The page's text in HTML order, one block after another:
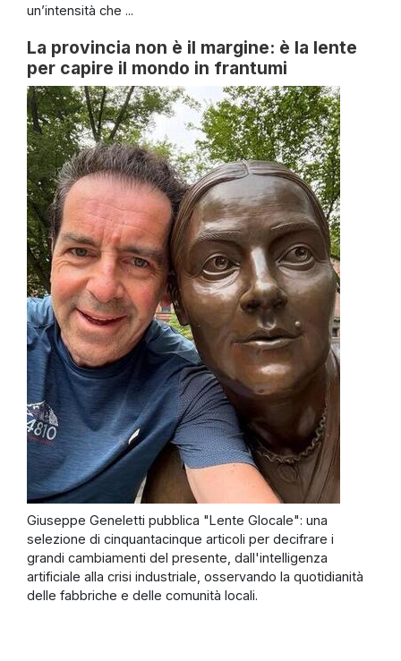
un’intensità che ...
La provincia non è il margine: è la lente
per capire il mondo in frantumi
Giuseppe Geneletti pubblica "Lente Glocale": una
selezione di cinquantacinque articoli per decifrare i
grandi cambiamenti del presente, dall'intelligenza
artificiale alla crisi industriale, osservando la quotidianità
delle fabbriche e delle comunità locali.